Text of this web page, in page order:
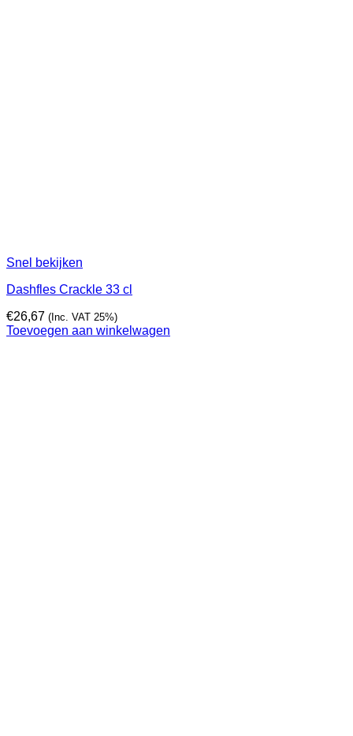
Snel bekijken
Dashfles Crackle 33 cl
€26,67 (Inc. VAT 25%)
Toevoegen aan winkelwagen